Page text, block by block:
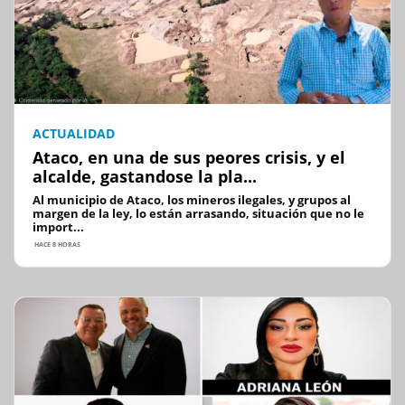
ACTUALIDAD
Ataco, en una de sus peores crisis, y el
alcalde, gastandose la pla...
Al municipio de Ataco, los mineros ilegales, y grupos al
margen de la ley, lo están arrasando, situación que no le
import...
HACE 8 HORAS